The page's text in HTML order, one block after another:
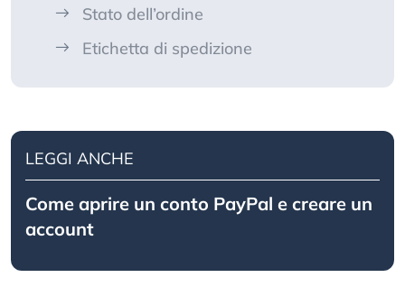
Stato dell’ordine
Etichetta di spedizione
LEGGI ANCHE
Come aprire un conto PayPal e creare un
account